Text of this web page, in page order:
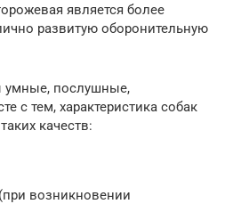
является более
развитую оборонительную
умные, послушные,
с тем, характеристика собак
качеств:
возникновении